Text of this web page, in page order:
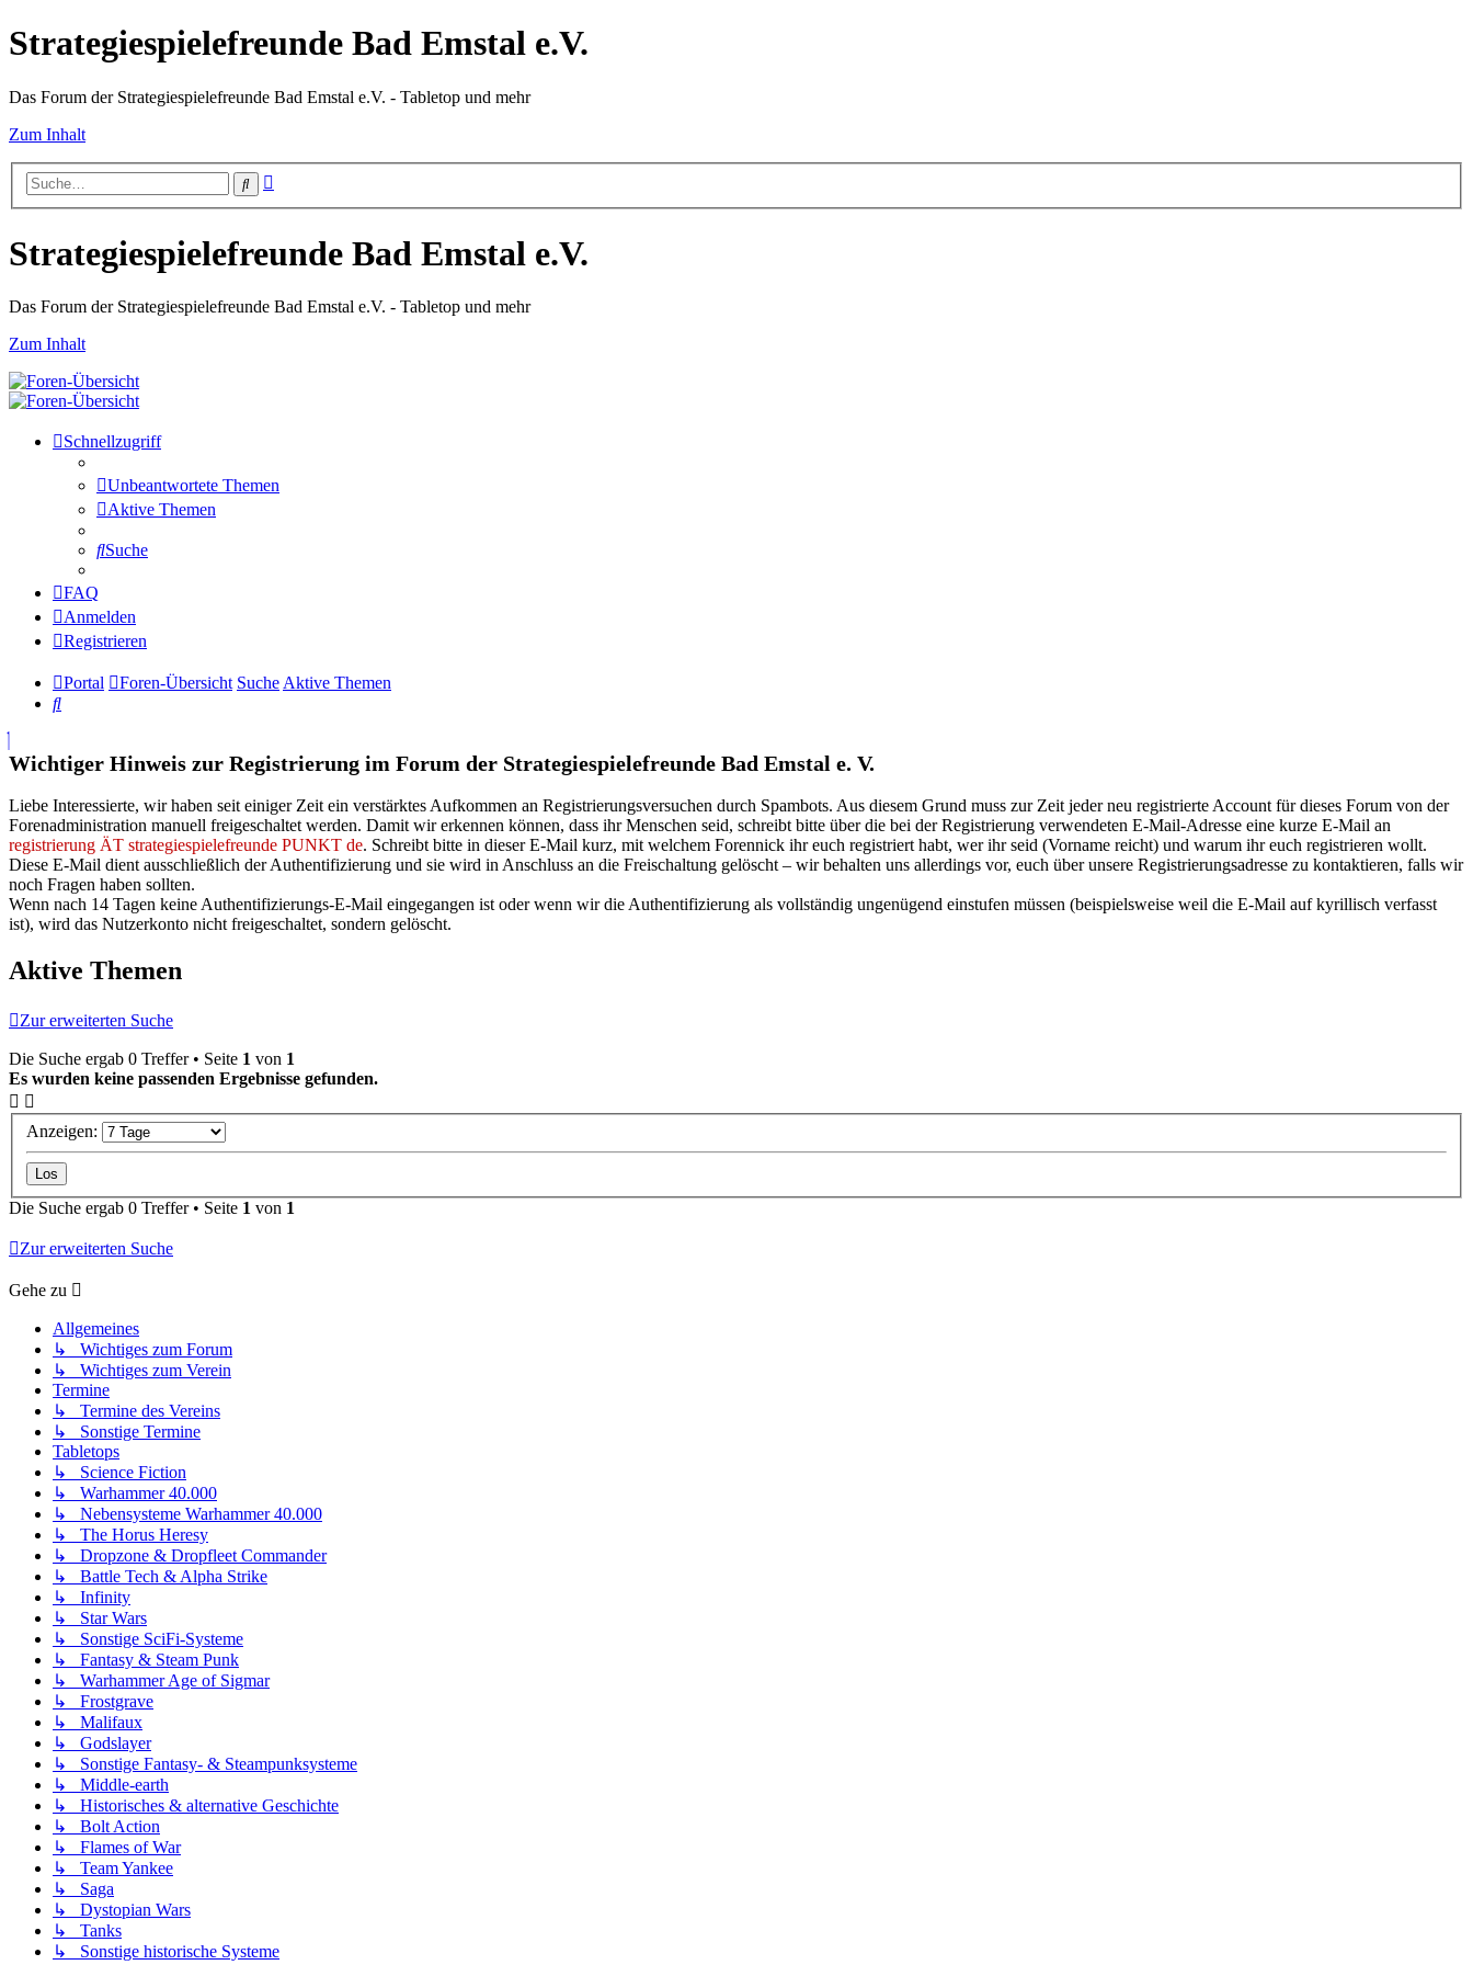
Strategiespielefreunde Bad Emstal e.V.
Das Forum der Strategiespielefreunde Bad Emstal e.V. - Tabletop und mehr
Zum Inhalt
Suche
Strategiespielefreunde Bad Emstal e.V.
Das Forum der Strategiespielefreunde Bad Emstal e.V. - Tabletop und mehr
Zum Inhalt
Schnellzugriff
Unbeantwortete Themen
Aktive Themen
Suche
FAQ
Anmelden
Registrieren
Portal Foren-Übersicht Suche Aktive Themen
Suche
Wichtiger Hinweis zur Registrierung im Forum der Strategiespielefreunde Bad Emstal e. V.
Liebe Interessierte, wir haben seit einiger Zeit ein verstärktes Aufkommen an Registrierungsversuchen durch Spambots. Aus diesem Grund muss zur Zeit jeder neu registrierte Account für dieses Forum von der
Forenadministration manuell freigeschaltet werden. Damit wir erkennen können, dass ihr Menschen seid, schreibt bitte über die bei der Registrierung verwendeten E-Mail-Adresse eine kurze E-Mail an
registrierung ÄT strategiespielefreunde PUNKT de. Schreibt bitte in dieser E-Mail kurz, mit welchem Forennick ihr euch registriert habt, wer ihr seid (Vorname reicht) und warum ihr euch registrieren wollt.
Diese E-Mail dient ausschließlich der Authentifizierung und sie wird in Anschluss an die Freischaltung gelöscht – wir behalten uns allerdings vor, euch über unsere Registrierungsadresse zu kontaktieren, falls wir
noch Fragen haben sollten.
Wenn nach 14 Tagen keine Authentifizierungs-E-Mail eingegangen ist oder wenn wir die Authentifizierung als vollständig ungenügend einstufen müssen (beispielsweise weil die E-Mail auf kyrillisch verfasst
ist), wird das Nutzerkonto nicht freigeschaltet, sondern gelöscht.
Aktive Themen
Zur erweiterten Suche
Die Suche ergab 0 Treffer • Seite 1 von 1
Es wurden keine passenden Ergebnisse gefunden.
Anzeigen:
Die Suche ergab 0 Treffer • Seite 1 von 1
Zur erweiterten Suche
Gehe zu
Allgemeines
↳ Wichtiges zum Forum
↳ Wichtiges zum Verein
Termine
↳ Termine des Vereins
↳ Sonstige Termine
Tabletops
↳ Science Fiction
↳ Warhammer 40.000
↳ Nebensysteme Warhammer 40.000
↳ The Horus Heresy
↳ Dropzone & Dropfleet Commander
↳ Battle Tech & Alpha Strike
↳ Infinity
↳ Star Wars
↳ Sonstige SciFi-Systeme
↳ Fantasy & Steam Punk
↳ Warhammer Age of Sigmar
↳ Frostgrave
↳ Malifaux
↳ Godslayer
↳ Sonstige Fantasy- & Steampunksysteme
↳ Middle-earth
↳ Historisches & alternative Geschichte
↳ Bolt Action
↳ Flames of War
↳ Team Yankee
↳ Saga
↳ Dystopian Wars
↳ Tanks
↳ Sonstige historische Systeme